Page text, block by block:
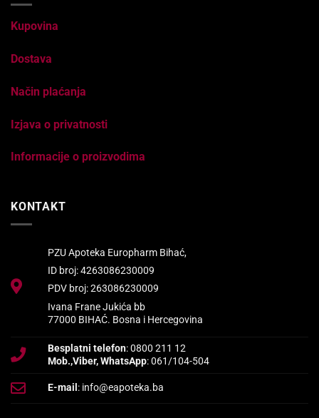
Kupovina
Dostava
Način plaćanja
Izjava o privatnosti
Informacije o proizvodima
KONTAKT
PZU Apoteka Europharm Bihać,
ID broj: 4263086230009
PDV broj: 263086230009
Ivana Frane Jukića bb
77000 BIHAĆ. Bosna i Hercegovina
Besplatni telefon: 0800 211 12
Mob.,Viber, WhatsApp: 061/104-504
E-mail : info@eapoteka.ba